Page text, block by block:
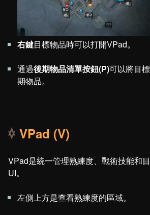
右鍵目標物品時可以打開VPad。
通過後期物品清單按鈕(P)可以將目
期物品。
VPad (V)
VPad是統一管理熟練度、戰術技能和
UI。
左側上方是查看熟練度的區域。